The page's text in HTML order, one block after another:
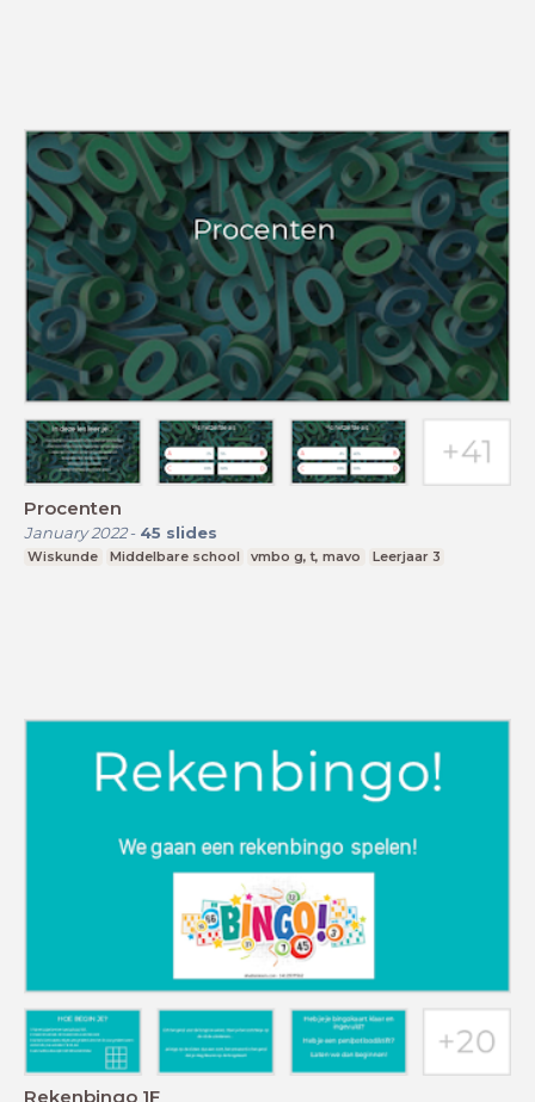
Procenten
January 2022- 45 slides
Wiskunde Middelbare school vmbo g, t, mavo Leerjaar 3
Rekenbingo 1F